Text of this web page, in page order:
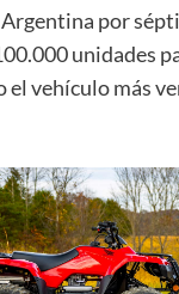
por
unidades
el vehículo más